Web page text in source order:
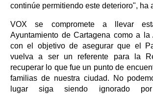
continúe permitiendo este deterioro", ha
VOX se compromete a llevar
Ayuntamiento de Cartagena como a la
con el objetivo de asegurar que el
vuelva a ser un referente para la
recuperar lo que fue un punto de
familias de nuestra ciudad. No
lugar siga siendo ignorado